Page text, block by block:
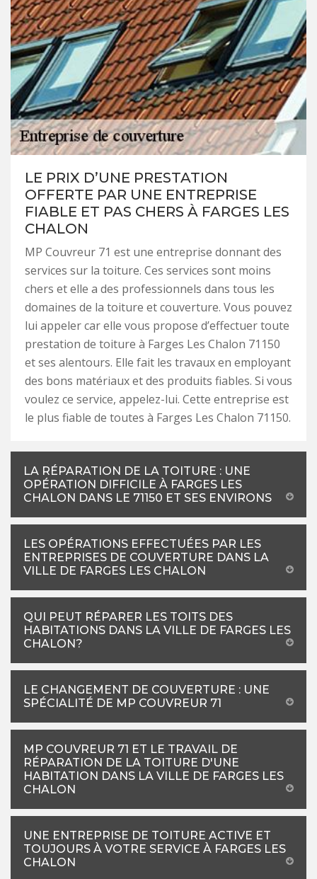
LE PRIX D’UNE PRESTATION
OFFERTE PAR UNE ENTREPRISE
FIABLE ET PAS CHERS À FARGES LES
CHALON
MP Couvreur 71 est une entreprise donnant des
services sur la toiture. Ces services sont moins
chers et elle a des professionnels dans tous les
domaines de la toiture et couverture. Vous pouvez
lui appeler car elle vous propose d’effectuer toute
prestation de toiture à Farges Les Chalon 71150
et ses alentours. Elle fait les travaux en employant
des bons matériaux et des produits fiables. Si vous
voulez ce service, appelez-lui. Cette entreprise est
le plus fiable de toutes à Farges Les Chalon 71150.
LA RÉPARATION DE LA TOITURE : UNE
OPÉRATION DIFFICILE À FARGES LES
CHALON DANS LE 71150 ET SES ENVIRONS
LES OPÉRATIONS EFFECTUÉES PAR LES
ENTREPRISES DE COUVERTURE DANS LA
VILLE DE FARGES LES CHALON
QUI PEUT RÉPARER LES TOITS DES
HABITATIONS DANS LA VILLE DE FARGES LES
CHALON?
LE CHANGEMENT DE COUVERTURE : UNE
SPÉCIALITÉ DE MP COUVREUR 71
MP COUVREUR 71 ET LE TRAVAIL DE
RÉPARATION DE LA TOITURE D'UNE
HABITATION DANS LA VILLE DE FARGES LES
CHALON
UNE ENTREPRISE DE TOITURE ACTIVE ET
TOUJOURS À VOTRE SERVICE À FARGES LES
CHALON